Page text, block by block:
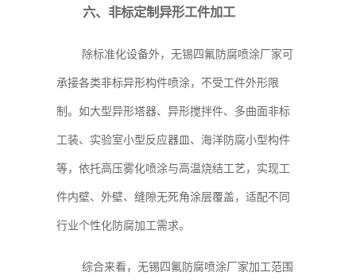
六、非标定制异形工件加工
除标准化设备外，无锡四氟防腐喷涂厂家可
承接各类非标异形构件喷涂，不受工件外形限
制。如大型异形塔器、异形搅拌件、多曲面非标
工装、实验室小型反应器皿、海洋防腐小型构件
等，依托高压雾化喷涂与高温烧结工艺，实现工
件内壁、外壁、缝隙无死角涂层覆盖，适配不同
行业个性化防腐加工需求。
综合来看，无锡四氟防腐喷涂厂家加工范围